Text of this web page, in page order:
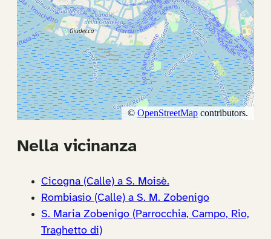
Nella vicinanza
Cicogna (Calle) a S. Moisè.
Rombiasio (Calle) a S. M. Zobenigo
S. Maria Zobenigo (Parrocchia, Campo, Rio,
Traghetto di)